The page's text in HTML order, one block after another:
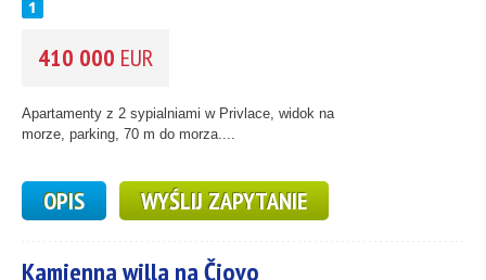
410 000 EUR
Apartamenty z 2 sypialniami w Privlace, widok na
morze, parking, 70 m do morza....
OPIS WYŚLIJ ZAPYTANIE
Kamienna willa na Čiovo